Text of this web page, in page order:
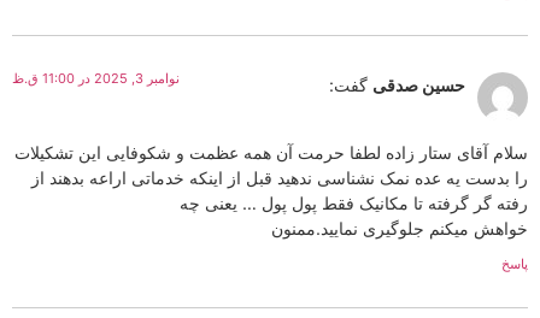
حسین صدقی گفت: نوامبر 3, 2025 در 11:00 ق.ظ
سلام آقای ستار زاده لطفا حرمت آن همه عظمت و شکوفایی این تشکیلات
را بدست یه عده نمک نشناسی ندهید قبل از اینکه خدماتی اراعه بدهند از
رفته گر گرفته تا مکانیک فقط پول پول … یعنی چه
خواهش میکنم جلوگیری نمایید.ممنون
پاسخ